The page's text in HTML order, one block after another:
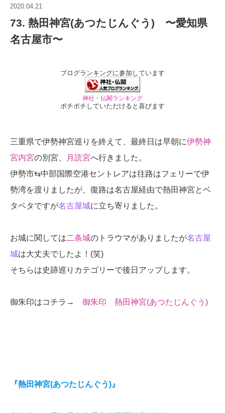
2020.04.21
73. 熱田神宮(あつたじんぐう) 〜愛知県
名古屋市〜
ブログランキングに参加しています
神社・仏閣ランキング
ポチポチしていただけると喜びます
三重県で伊勢神宮巡りを終えて、最終日は早朝に伊勢神
宮内宮の別宮、 月読宮へ行きました。
伊勢市⇆中部国際空港セントレアは往路はフェリーで伊
勢湾を渡りましたが、復路は名古屋経由で熱田神宮とベ
タベタですが名古屋城に立ち寄りました。
お城に関しては二条城のトラウマがありましたが名古屋
城は大丈夫でしたよ！(笑)
そちらは史跡巡りカテゴリーで後日アップします。
御朱印はコチラ→ 御朱印 熱田神宮(あつたじんぐう)
『熱田神宮(あつたじんぐう)』